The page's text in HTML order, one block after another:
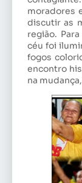
moradores
discutir as
região.
céu foi
fogos
encontro
na